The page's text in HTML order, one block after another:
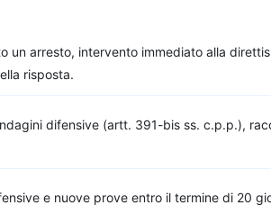
un arresto, intervento immediato alla
risposta.
difensive (artt. 391-bis ss. c.p.p.),
e nuove prove entro il termine di 20